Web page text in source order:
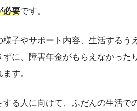
必要です。
様子やサポート内容、生活するう
ずに、障害年金がもらえなかっ
す。
る人に向けて、ふだんの生活で